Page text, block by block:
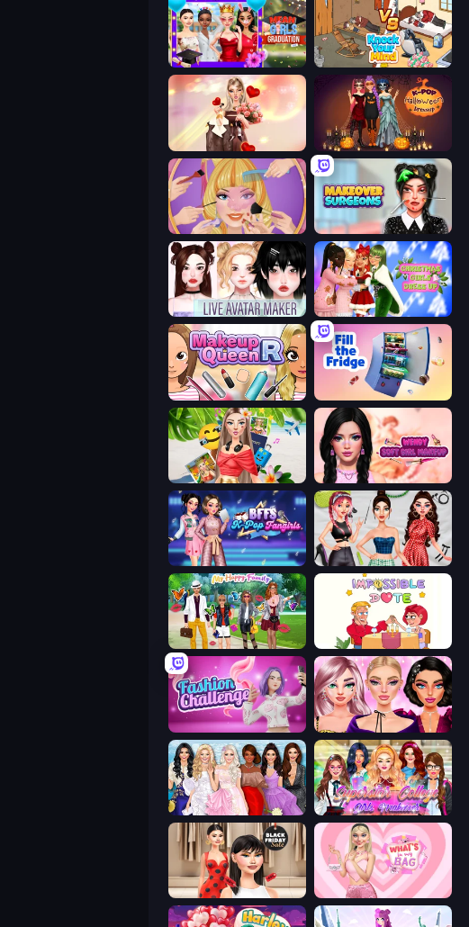
Mean Girls Graduation Day Knock Your Mind
GRWM Date Night
Extreme Makeover Makeover Surgeons
Live Avatar Maker: Girls Christmas Girls Dress Up
Make Up Queen R Fill The Fridge
Travel with Me: ASMR Edition Wendy Soft Girl Makeup
BFFs K-Pop Fangirls Brat Girl Summer
Superstar Family Dress Up Impossible Date
Fashion Challenge: Catwalk Run New Year Makeup Trends
Model Dress Up Girl Superstar College Girls Makeover
Shopaholic Black Friday What's In My Bag